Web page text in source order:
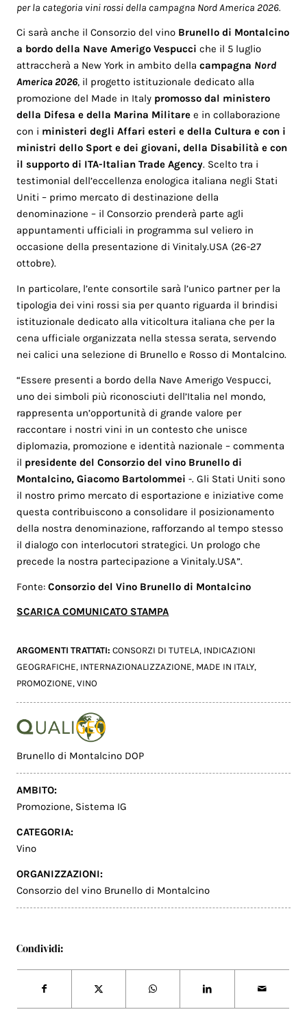
per la categoria vini rossi della campagna Nord America 2026.
Ci sarà anche il Consorzio del vino Brunello di Montalcino
a bordo della Nave Amerigo Vespucci che il 5 luglio
attraccherà a New York in ambito dellacampagna Nord
America 2026, il progetto istituzionale dedicato alla
promozione del Made in Italy promosso dal ministero
della Difesa e della Marina Militare e in collaborazione
con i ministeri degli Affari esteri e della Cultura e con i
ministri dello Sport e dei giovani, della Disabilità e con
il supporto di ITA-Italian Trade Agency. Scelto tra i
testimonial dell’eccellenza enologica italiana negli Stati
Uniti – primo mercato di destinazione della
denominazione – il Consorzio prenderà parte agli
appuntamenti ufficiali in programma sul veliero in
occasione della presentazione di Vinitaly.USA (26-27
ottobre).
In particolare, l’ente consortile sarà l’unico partner per la
tipologia dei vini rossi sia per quanto riguarda il brindisi
istituzionale dedicato alla viticoltura italiana che per la
cena ufficiale organizzata nella stessa serata, servendo
nei calici una selezione di Brunello e Rosso di Montalcino.
“Essere presenti a bordo della Nave Amerigo Vespucci,
uno dei simboli più riconosciuti dell’Italia nel mondo,
rappresenta un’opportunità di grande valore per
raccontare i nostri vini in un contesto che unisce
diplomazia, promozione e identità nazionale – commenta
il presidente del Consorzio del vino Brunello di
Montalcino, Giacomo Bartolommei -. Gli Stati Uniti sono
il nostro primo mercato di esportazione e iniziative come
questa contribuiscono a consolidare il posizionamento
della nostra denominazione, rafforzando al tempo stesso
il dialogo con interlocutori strategici. Un prologo che
precede la nostra partecipazione a Vinitaly.USA”.
Fonte:Consorzio del Vino Brunello di Montalcino
SCARICA COMUNICATO STAMPA
ARGOMENTI TRATTATI:CONSORZI DI TUTELA, INDICAZIONI
GEOGRAFICHE, INTERNAZIONALIZZAZIONE, MADE IN ITALY,
PROMOZIONE,VINO
Brunello di Montalcino DOP
AMBITO:
Promozione, Sistema IG
CATEGORIA:
Vino
ORGANIZZAZIONI:
Consorzio del vino Brunello di Montalcino
Condividi: